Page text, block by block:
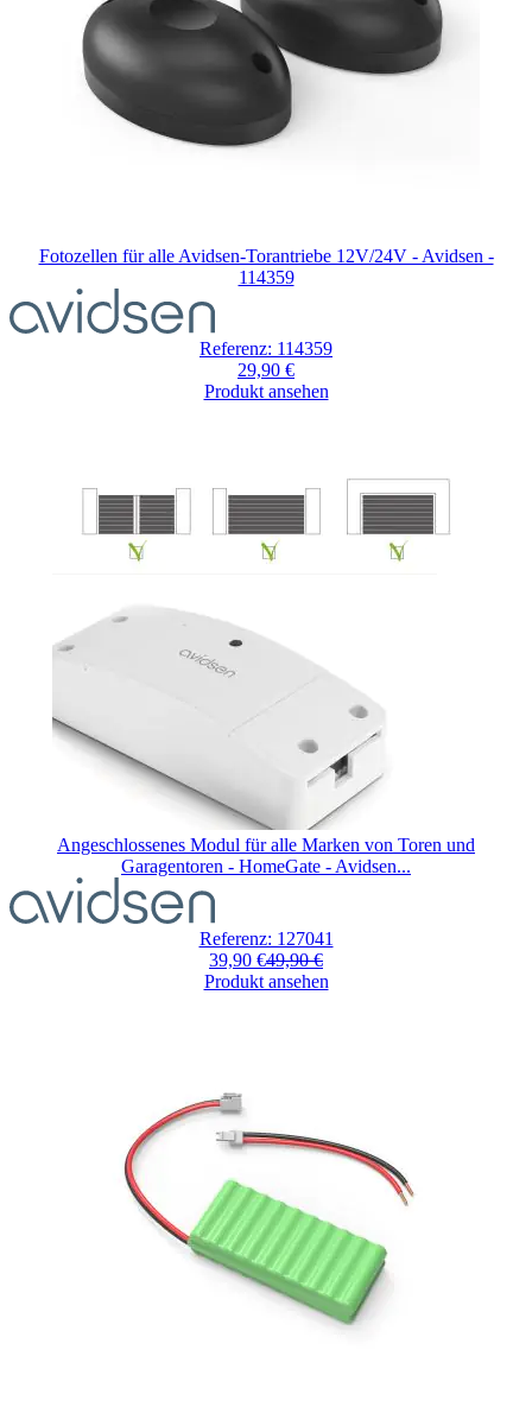
Fotozellen für alle Avidsen-Torantriebe 12V/24V - Avidsen -
114359
Referenz: 114359
29,90 €
Produkt ansehen
Angeschlossenes Modul für alle Marken von Toren und
Garagentoren - HomeGate - Avidsen...
Referenz: 127041
39,90 €49,90 €
Produkt ansehen